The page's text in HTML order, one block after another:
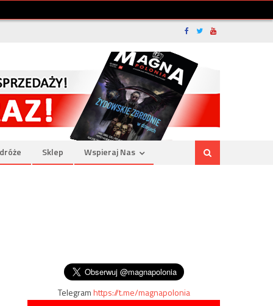
Sklep Wspieraj Nas
Telegramhttps://t.me/magnapolonia